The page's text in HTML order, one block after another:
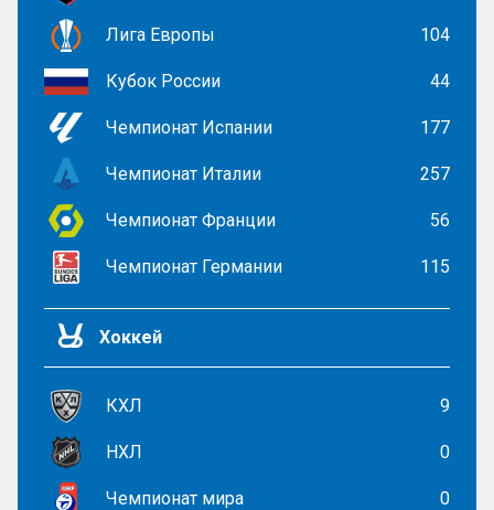
Лига Европы 104
Кубок России 44
Чемпионат Испании 177
Чемпионат Италии 257
Чемпионат Франции 56
Чемпионат Германии 115
Хоккей
КХЛ 9
НХЛ 0
Чемпионат мира 0